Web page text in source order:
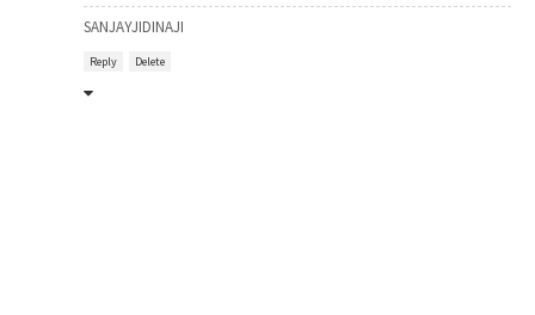
SANJAYJIDINAJI
Reply Delete